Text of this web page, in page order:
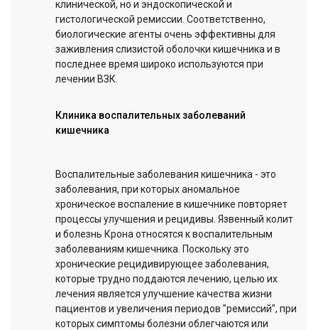
клинической, но и эндоскопической и
гистологической ремиссии. Соответственно,
биологические агенты очень эффективны для
заживления слизистой оболочки кишечника и в
последнее время широко используются при
лечении ВЗК.
Клиника воспалительных заболеваний
кишечника
Воспалительные заболевания кишечника - это
заболевания, при которых аномальное
хроническое воспаление в кишечнике повторяет
процессы улучшения и рецидивы. Язвенный колит
и болезнь Крона относятся к воспалительным
заболеваниям кишечника. Поскольку это
хронические рецидивирующее заболевания,
которые трудно поддаются лечению, целью их
лечения является улучшение качества жизни
пациентов и увеличения периодов "ремиссий", при
которых симптомы болезни облегчаются или